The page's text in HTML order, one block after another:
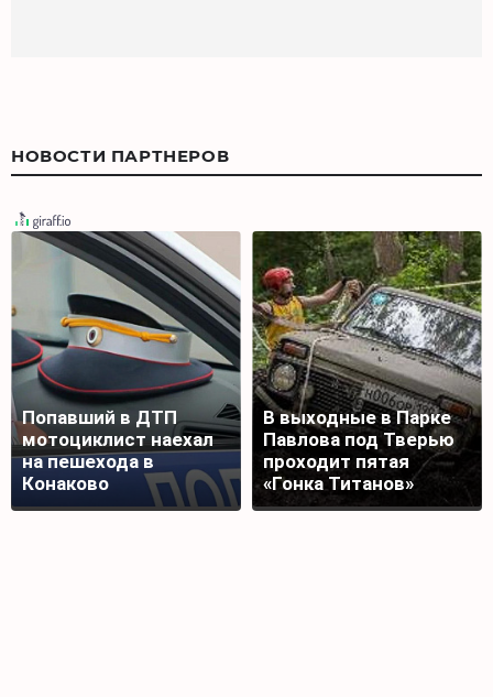
НОВОСТИ ПАРТНЕРОВ
Попавший в ДТП
мотоциклист наехал
на пешехода в
Конаково
В выходные в Парке
Павлова под Тверью
проходит пятая
«Гонка Титанов»